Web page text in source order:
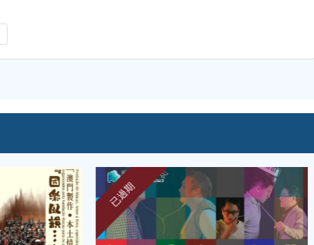
已過期